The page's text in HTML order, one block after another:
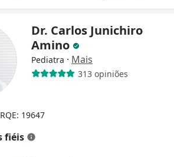
Dr. Carlos Junichiro
Amino
Pediatra · Mais
313 opiniões
RQE: 19647
fiéis